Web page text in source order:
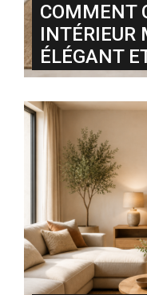
COMMENT
ÉLÉGANT